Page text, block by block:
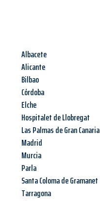
Albacete
Alicante
Bilbao
Córdoba
Elche
Hospitalet de Llobregat
Las Palmas de Gran Canaria
Madrid
Murcia
Parla
Santa Coloma de Gramanet
Tarragona